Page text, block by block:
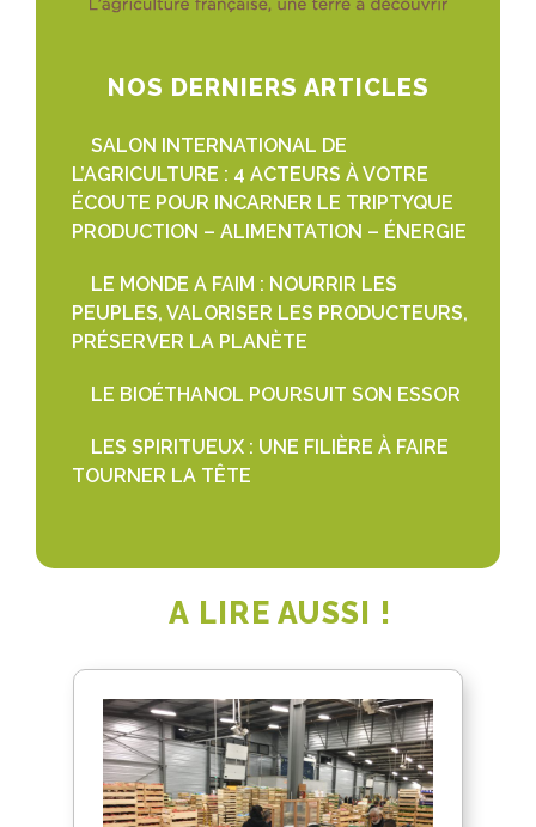
NOS DERNIERS ARTICLES
SALON INTERNATIONAL DE
L’AGRICULTURE : 4 ACTEURS À VOTRE
ÉCOUTE POUR INCARNER LE TRIPTYQUE
PRODUCTION – ALIMENTATION – ÉNERGIE
LE MONDE A FAIM : NOURRIR LES
PEUPLES, VALORISER LES PRODUCTEURS,
PRÉSERVER LA PLANÈTE
LE BIOÉTHANOL POURSUIT SON ESSOR
LES SPIRITUEUX : UNE FILIÈRE À FAIRE
TOURNER LA TÊTE
A LIRE AUSSI !